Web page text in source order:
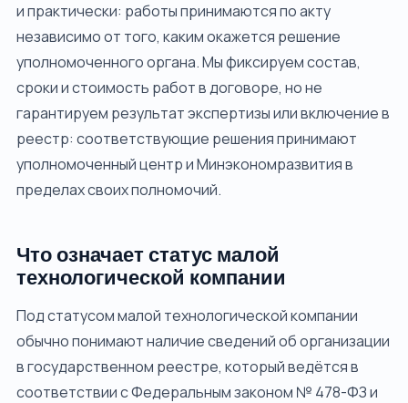
и практически: работы принимаются по акту
независимо от того, каким окажется решение
уполномоченного органа. Мы фиксируем состав,
сроки и стоимость работ в договоре, но не
гарантируем результат экспертизы или включение в
реестр: соответствующие решения принимают
уполномоченный центр и Минэкономразвития в
пределах своих полномочий.
Что означает статус малой
технологической компании
Под статусом малой технологической компании
обычно понимают наличие сведений об организации
в государственном реестре, который ведётся в
соответствии с Федеральным законом № 478-ФЗ и